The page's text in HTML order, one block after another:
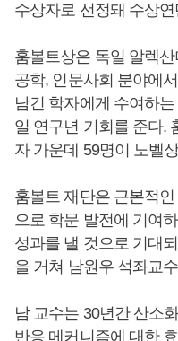
수상자로 선정돼 수상
훔볼트상은 독일 알렉
공학, 인문사회 분야에
남긴 학자에게 수여하
일 연구년 기회를 준다.
자 가운데 59명이 노벨
훔볼트 재단은 근본적
으로 학문 발전에 기여
성과를 낼 것으로 기대
을 거쳐 남원우 석좌교
남 교수는 30년간 산소
반응 메커니즘에 대한